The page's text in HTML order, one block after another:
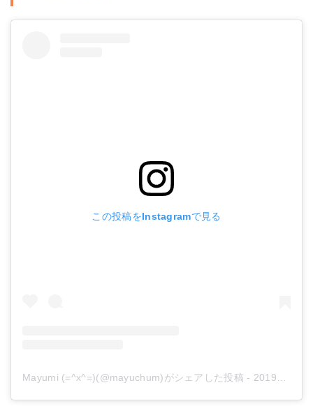
この投稿をInstagramで見る
Mayumi (=^x^=)(@mayuchum)がシェアした投稿 - 2019年 8月月23日午後1時48分PDT